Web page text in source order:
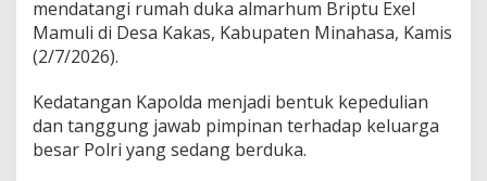
mendatangi rumah duka almarhum Briptu Exel
Mamuli di Desa Kakas, Kabupaten Minahasa, Kamis
(2/7/2026).
Kedatangan Kapolda menjadi bentuk kepedulian
dan tanggung jawab pimpinan terhadap keluarga
besar Polri yang sedang berduka.